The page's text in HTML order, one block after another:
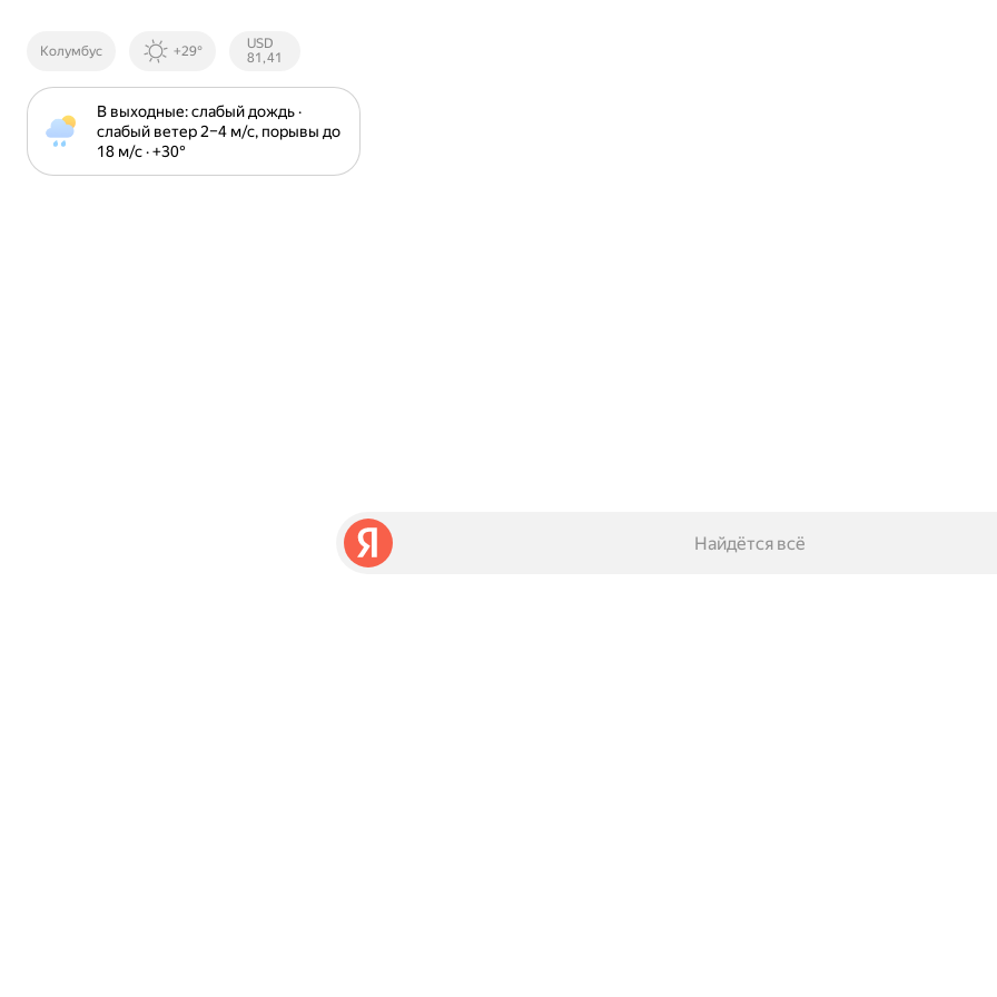
Колумбус +29°
Курсы ЦБ
РФ
USD
81,41
В выходные: слабый дождь ·
слабый ветер 2⁠–⁠4 м⁠/⁠с, порывы до
18 м⁠/⁠с · +30⁠°